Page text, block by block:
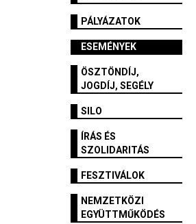
PÁLYÁZATOK
ESEMÉNYEK
ÖSZTÖNDÍJ,
JOGDÍJ, SEGÉLY
SILO
ÍRÁS ÉS
SZOLIDARITÁS
FESZTIVÁLOK
NEMZETKÖZI
EGYÜTTMŰKÖDÉS